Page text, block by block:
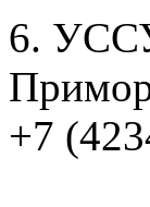
6.
+7